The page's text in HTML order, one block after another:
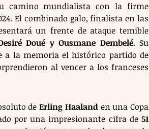
camino mundialista con la firme
El combinado galo, finalista en las
un frente de ataque temible
Doué y Ousmane Dembelé. Su
a la memoria el histórico partido de
al vencer a los franceses
de Erling Haaland en una Copa
por una impresionante cifra de 51